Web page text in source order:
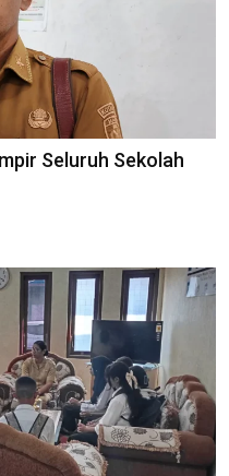
Seluruh Sekolah